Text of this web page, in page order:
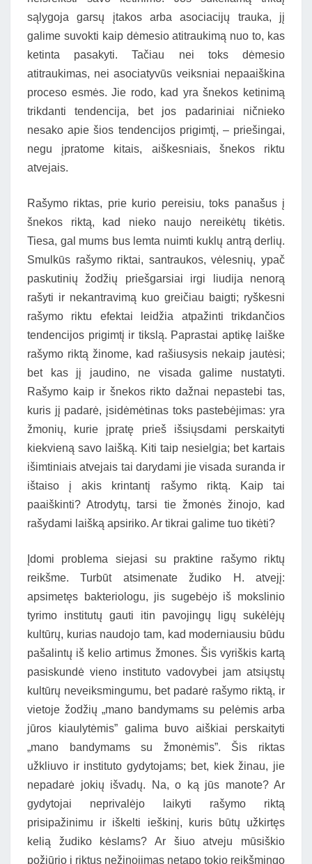
sąlygoja garsų įtakos arba asociacijų trauka, jį
galime suvokti kaip dėmesio atitraukimą nuo to, kas
ketinta pasakyti. Tačiau nei toks dėmesio
atitraukimas, nei asociatyvūs veiksniai nepaaiškina
proceso esmės. Jie rodo, kad yra šnekos ketinimą
trikdanti tendencija, bet jos padariniai ničnieko
nesako apie šios tendencijos prigimtį, – priešingai,
negu įpratome kitais, aiškesniais, šnekos riktu
atvejais.
Rašymo riktas, prie kurio pereisiu, toks panašus į
šnekos riktą, kad nieko naujo nereikėtų tikėtis.
Tiesa, gal mums bus lemta nuimti kuklų antrą derlių.
Smulkūs rašymo riktai, santraukos, vėlesnių, ypač
paskutinių žodžių priešgarsiai irgi liudija nenorą
rašyti ir nekantravimą kuo greičiau baigti; ryškesni
rašymo riktu efektai leidžia atpažinti trikdančios
tendencijos prigimtį ir tikslą. Paprastai aptikę laiške
rašymo riktą žinome, kad rašiusysis nekaip jautėsi;
bet kas jį jaudino, ne visada galime nustatyti.
Rašymo kaip ir šnekos rikto dažnai nepastebi tas,
kuris jį padarė, įsidėmėtinas toks pastebėjimas: yra
žmonių, kurie įpratę prieš išsiųsdami perskaityti
kiekvieną savo laišką. Kiti taip nesielgia; bet kartais
išimtiniais atvejais tai darydami jie visada suranda ir
ištaiso į akis krintantį rašymo riktą. Kaip tai
paaiškinti? Atrodytų, tarsi tie žmonės žinojo, kad
rašydami laišką apsiriko. Ar tikrai galime tuo tikėti?
Įdomi problema siejasi su praktine rašymo riktų
reikšme. Turbūt atsimenate žudiko H. atvejį:
apsimetęs bakteriologu, jis sugebėjo iš mokslinio
tyrimo institutų gauti itin pavojingų ligų sukėlėjų
kultūrų, kurias naudojo tam, kad moderniausiu būdu
pašalintų iš kelio artimus žmones. Šis vyriškis kartą
pasiskundė vieno instituto vadovybei jam atsiųstų
kultūrų neveiksmingumu, bet padarė rašymo riktą, ir
vietoje žodžių „mano bandymams su pelėmis arba
jūros kiaulytėmis” galima buvo aiškiai perskaityti
„mano bandymams su žmonėmis”. Šis riktas
užkliuvo ir instituto gydytojams; bet, kiek žinau, jie
nepadarė jokių išvadų. Na, o ką jūs manote? Ar
gydytojai neprivalėjo laikyti rašymo riktą
prisipažinimu ir iškelti ieškinį, kuris būtų užkirtęs
kelią žudiko kėslams? Ar šiuo atveju mūsiškio
požiūrio į riktus nežinojimas netapo tokio reikšmingo